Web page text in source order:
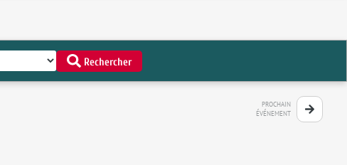
Rechercher
PROCHAIN
ÉVÉNEMENT